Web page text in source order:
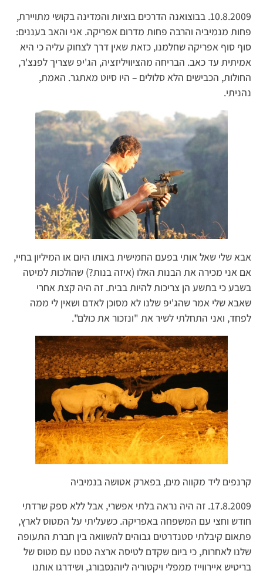
10.8.2009. בבוצואנה הדרכים בוציות והמדינה בקושי מתויירת,
פחות מנמיביה והרבה פחות מדרום אפריקה. אני והאב בעננים:
סוף סוף אפריקה שחלמנו, כזאת שאין דרך לצחוק עליה כי היא
אמיתית עד כאב. הבריחה מהציוויליזציה, הג'יפ שצריך לפנצ'ר,
החולות, הכבישים הלא סלולים – היו סיוט מאתגר. האמת,
נהניתי.
אבא שלי שאל אותי בפעם החמישית באותו היום או המיליון בחיי,
אם אני מכירה את הבנות האלו (איזה בנות?) שהולכות למיטה
בשבע כי בתשע הן צריכות להיות בבית. זה היה קצת אחרי
שאבא שלי אמר שהג'יפ שלנו לא מסוכן לאדם ושאין לי ממה
לפחד, ואני התחלתי לשיר את "ונזכור את כולם".
קרנפים ליד מקווה מים, בפארק אטושה בנמיביה
17.8.2009. זה היה נראה בלתי אפשרי, אבל ללא ספק שרדתי
חודש וחצי עם המשפחה באפריקה. כשעליתי על המטוס לארץ,
פתאום קיבלתי סטנדרטים גבוהים להשוואה בין חברת התעופה
שלנו לאחרות, כי ביום שקדם לטיסה ארצה טסנו עם מטוס של
בריטיש איירווייז ממפלי ויקטוריה ליוהנסבורג, ושידרגו אותנו